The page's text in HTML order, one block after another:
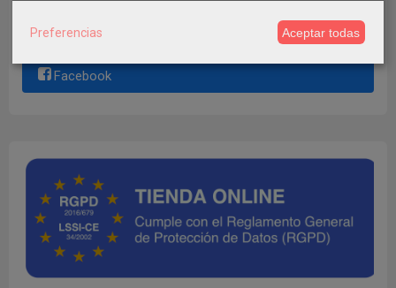
Instagram
Facebook
Preferencias Aceptar todas